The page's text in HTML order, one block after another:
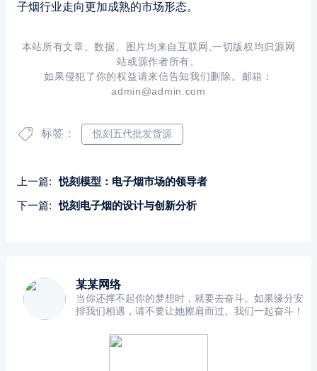
子烟行业走向更加成熟的市场形态。
本站所有文章、数据、图片均来自互联网,一切版权均归源网
站或源作者所有。
如果侵犯了你的权益请来信告知我们删除。邮箱：
admin@admin.com
标签： 悦刻五代批发货源
上一篇:
悦刻模型：电子烟市场的领导者
下一篇:
悦刻电子烟的设计与创新分析
某某网络
当你还撑不起你的梦想时，就要去奋斗。如果缘分安
排我们相遇，请不要让她擦肩而过。我们一起奋斗！